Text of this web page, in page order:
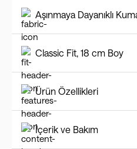
Aşınmaya Dayanıklı
Classic Fit, 18 cm Boy
Ürün Özellikleri
İçerik ve Bakım